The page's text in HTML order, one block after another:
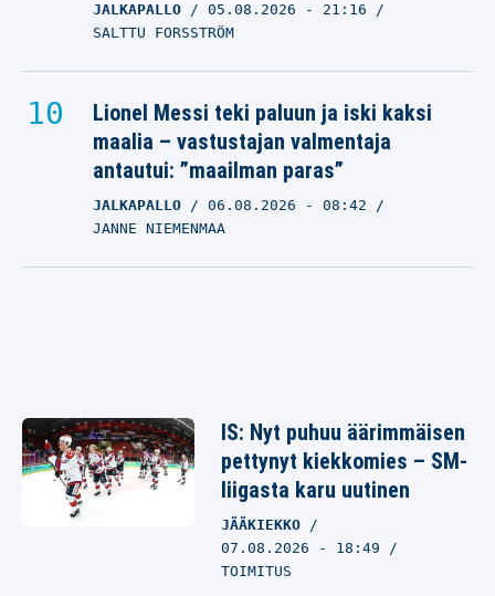
JALKAPALLO 05.08.2026 - 21:16
SALTTU FORSSTRÖM
Lionel Messi teki paluun ja iski kaksi
maalia – vastustajan valmentaja
antautui: ”maailman paras”
JALKAPALLO 06.08.2026 - 08:42
JANNE NIEMENMAA
IS: Nyt puhuu äärimmäisen
pettynyt kiekkomies – SM-
liigasta karu uutinen
JÄÄKIEKKO
07.08.2026 - 18:49
TOIMITUS